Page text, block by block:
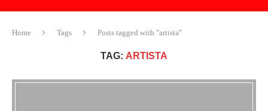
Home Tags Posts tagged with "artista"
TAG: ARTISTA